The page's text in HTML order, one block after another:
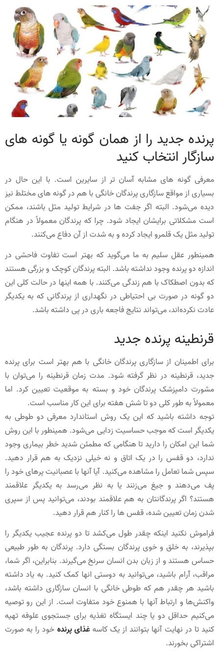
پرنده جدید را از همان گونه یا گونه های
سازگار انتخاب کنید
معرفی گونه های مشابه آسان تر از سایرین است. با این حال در
بسیاری از مواقع سازگاری پرندگان خانگی با هم در گونه های مختلط نیز
دیده می‌شود. البته اگر جفت ها در شرایط تولید مثل باشند، ممکن
است مشکلاتی برایشان ایجاد شود. چرا که پرندگان معمولاً در هنگام
تولید مثل یک قلمرو ایجاد کرده و به شدت از آن دفاع می‌کنند.
همینطور عقل سلیم به ما می‌گوید که بهتر است تفاوت فاحشی در
اندازه دو پرنده وجود نداشته باشد. البته پرندگان کوچک و بزرگی هستند
که بدون اصطکاک با هم زندگی می‌کنند. با همه اینها در حالت کلی این
دو گونه در صورت بی احتیاطی در نگهداری از پرندگانی که به یکدیگر
عادت نکرده‌اند، می‌تواند نتایج فاجعه ‌باری در پی داشته باشد.
قرنطینه پرنده جدید
برای اطمینان از سازگاری پرندگان خانگی با هم بهتر است برای پرنده
جدید، قرنطینه در نظر گرفته شود. مدت زمان قرنطینه را می‌توان با
مشورت دامپزشک پرندگان خود و بسته به موقعیت تعیین کرد. اما
معمولاً به طور کلی دو تا شش هفته برای این کار مناسب است.
توجه داشته باشید که این یک روش استاندارد معرفی دو طوطی به
یکدیگر است که موجب حساسیت زدایی می‌شود. همینطور با این روش
شما این امکان را دارید تا هنگامی که مطمئن شدید خطر بیماری وجود
ندارد، دو قفس را در یک اتاق و نه خیلی نزدیک به هم قرار دهید.
سپس شما تعامل را مشاهده می‌کنید. آیا آنها با عصبانیت پرهای خود را
پف می‌دهند و جیغ می‌زنند یا به نظر می‌رسد به یکدیگر علاقمند
هستند؟ اگر پرندگانتان به هم علاقمند بودند، می‌توانید پس از سپری
شدن زمان تعیین شده، قفس ها را کنار هم قرار دهید.
فراموش نکنید اینکه چقدر طول می‌کشد تا دو پرنده عجیب یکدیگر را
بپذیرند، به خلق و خوی پرندگان بستگی دارد. پرندگان به طور طبیعی
حساس هستند و از زبان بدن انسان سرنخ می‌گیرند. بنابراین، اگر شما،
مراقب، آرام باشید، می‌توانید به دوستی انها کمک کنید. به یاد داشته
باشید هر چقدر هم که طوطی خانگی با انسان سازگاری داشته باشد،
واکنش‌ها و ارتباط آنها با همنوع خود متفاوت است. از این رو توصیه
می‌کنیم حداقل دو یا چند ایستگاه تغذیه برای جستجوی علوفه تهیه
کنید تا در نهایت آنها بتوانند از یک کاسهغذای پرنده خود را به صورت
اشتراکی بخورند.